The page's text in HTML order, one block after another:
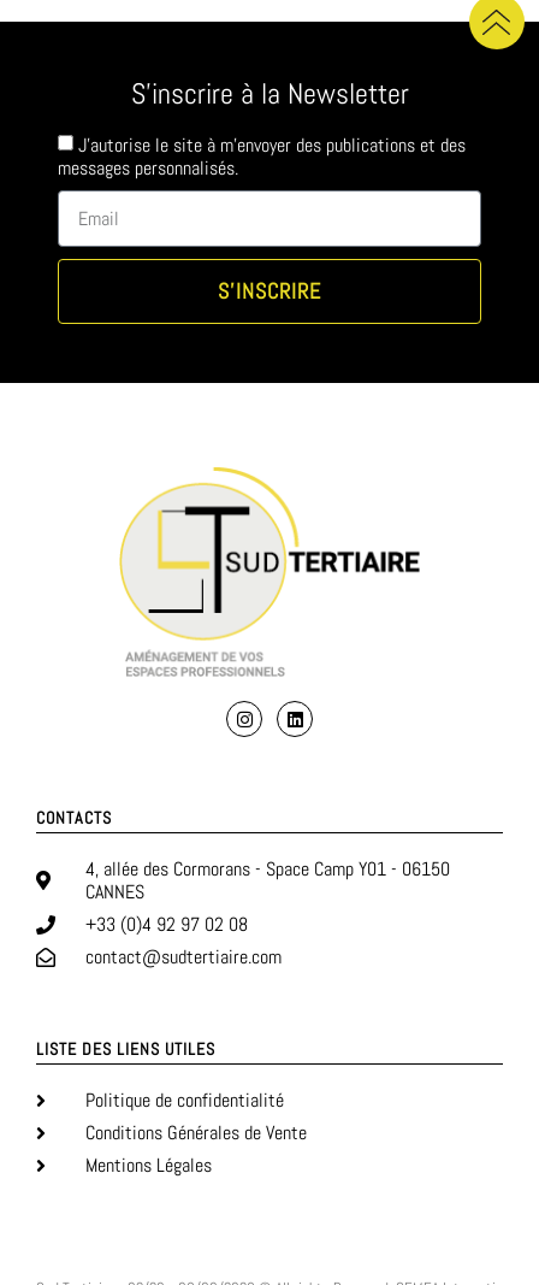
S'inscrire à la Newsletter
J'autorise le site à m'envoyer des publications et des
messages personnalisés.
S'INSCRIRE
CONTACTS
4, allée des Cormorans - Space Camp Y01 - 06150
CANNES
+33 (0)4 92 97 02 08
contact@sudtertiaire.com
LISTE DES LIENS UTILES
Politique de confidentialité
Conditions Générales de Vente
Mentions Légales